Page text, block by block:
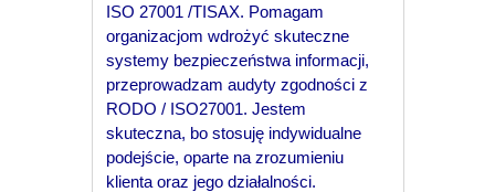
ISO 27001 /TISAX. Pomagam
organizacjom wdrożyć skuteczne
systemy bezpieczeństwa informacji,
przeprowadzam audyty zgodności z
RODO / ISO27001. Jestem
skuteczna, bo stosuję indywidualne
podejście, oparte na zrozumieniu
klienta oraz jego działalności.